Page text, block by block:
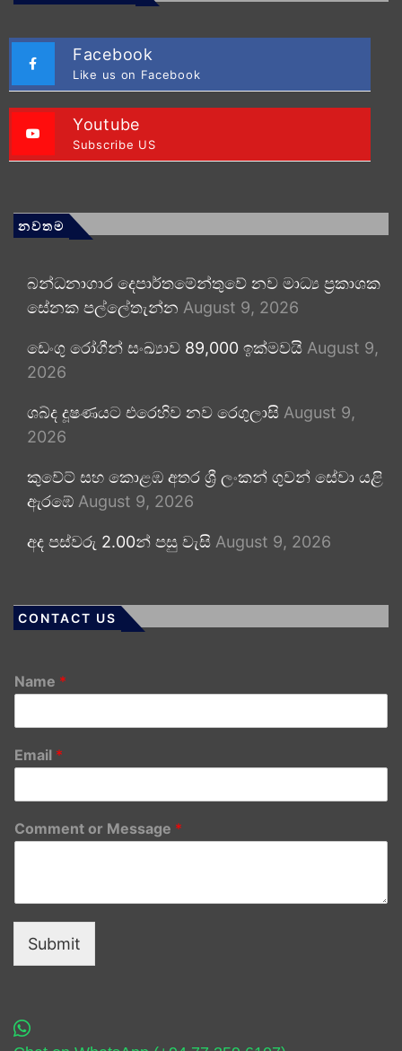
Facebook
Like us on Facebook
Youtube
Subscribe US
නවතම
බන්ධනාගාර දෙපාර්තමේන්තුවේ නව මාධ්‍ය ප්‍රකාශක
සේනක පල්ලේතැන්න August 9, 2026
ඩෙංගු රෝගීන් සංඛ්‍යාව 89,000 ඉක්මවයි August 9,
2026
ශබ්ද දූෂණයට එරෙහිව නව රෙගුලාසි August 9,
2026
කුවේට් සහ කොළඹ අතර ශ්‍රී ලංකන් ගුවන් සේවා යළි
ඇරඹේ August 9, 2026
අද පස්වරු 2.00න් පසු වැසි August 9, 2026
CONTACT US
Name *
Email *
Comment or Message *
Submit